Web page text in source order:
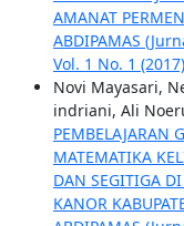
AMANAT
ABDIPAMAS
Vol. 1 No. 1
Novi Mayasari,
indriani, Ali
PEMBELAJARAN
MATEMATIKA
DAN SEGITIGA
KANOR